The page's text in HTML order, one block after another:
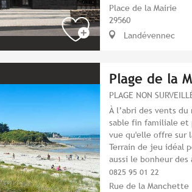
Place de la Mairie
29560
Landévennec
Plage de la
PLAGE NON
À l’abri des vents
sable fin familiale et
vue qu'elle offre sur
Terrain de jeu idéal
aussi le bonheur
0825 95 01 22
Rue de la Manchette